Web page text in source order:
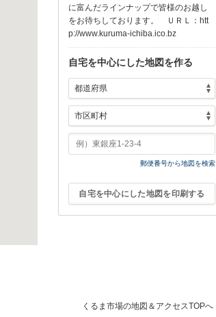
に富んだラインナップで皆様のお越し
をお待ちしております。 ＵＲＬ：htt
p://www.kuruma-ichiba.ico.bz
自宅を中心にした地図を作る
郵便番号から地図を検索
自宅を中心にした地図を印刷する
くるま市場の地図＆アクセスTOPへ